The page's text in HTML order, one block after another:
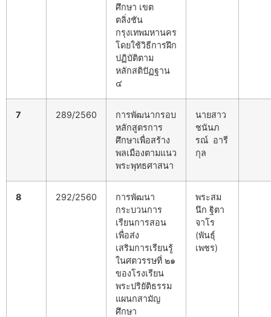
ศึกษา เขต
ตลิ่งชัน
กรุงเทพมหานคร
โดยใช้วิธีการฝึก
ปฏิบัติตาม
หลักสติปัฏฐาน
๔
7 289/2560
การพัฒนากรอบ
หลักสูตรการ
ศึกษาเพื่อสร้าง
พลเมืองตามแนว
พระพุทธศาสนา
นายสาว
ชนันภ
รณ์ อารี
กุล
8 292/2560
การพัฒนา
กระบวนการ
เรียนการสอน
เพื่อส่ง
เสริมการเรียนรู้
ในศตวรรษที่ ๒๑
ของโรงเรียน
พระปริยัติธรรม
แผนกสามัญ
ศึกษา
พระสม
นึก ฐิตา
จาโร
(พันธุ์
เพชร)